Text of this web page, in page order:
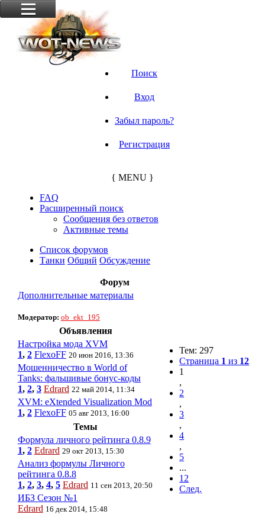
Поиск
Вход
Забыл пароль?
Регистрация
{ MENU }
FAQ
Расширенный поиск
Сообщения без ответов
Активные темы
Список форумов
Танки Общий Обсуждение
Форум
Дополнительные материалы
Модератор: ob_ekt_195
Тем: 297
Страница 1 из 12
1
,
2
,
3
,
4
,
5
...
12
След.
Объявления
Настройка мода XVM
1, 2 FlexoFF 20 июн 2016, 13:36
Мошенничество в World of
Tanks: фальшивые бонус-коды
1, 2, 3 Edrard 22 май 2014, 11:34
XVM: eXtended Visualization Mod
1, 2 FlexoFF 05 авг 2013, 16:00
Темы
Формула личного рейтинга 0.8.9
1, 2 Edrard 29 окт 2013, 15:30
Анализ формулы Личного
рейтинга 0.8.8
1, 2, 3, 4, 5 Edrard 11 сен 2013, 20:50
ИБЗ Сезон №1
Edrard 16 дек 2014, 15:48